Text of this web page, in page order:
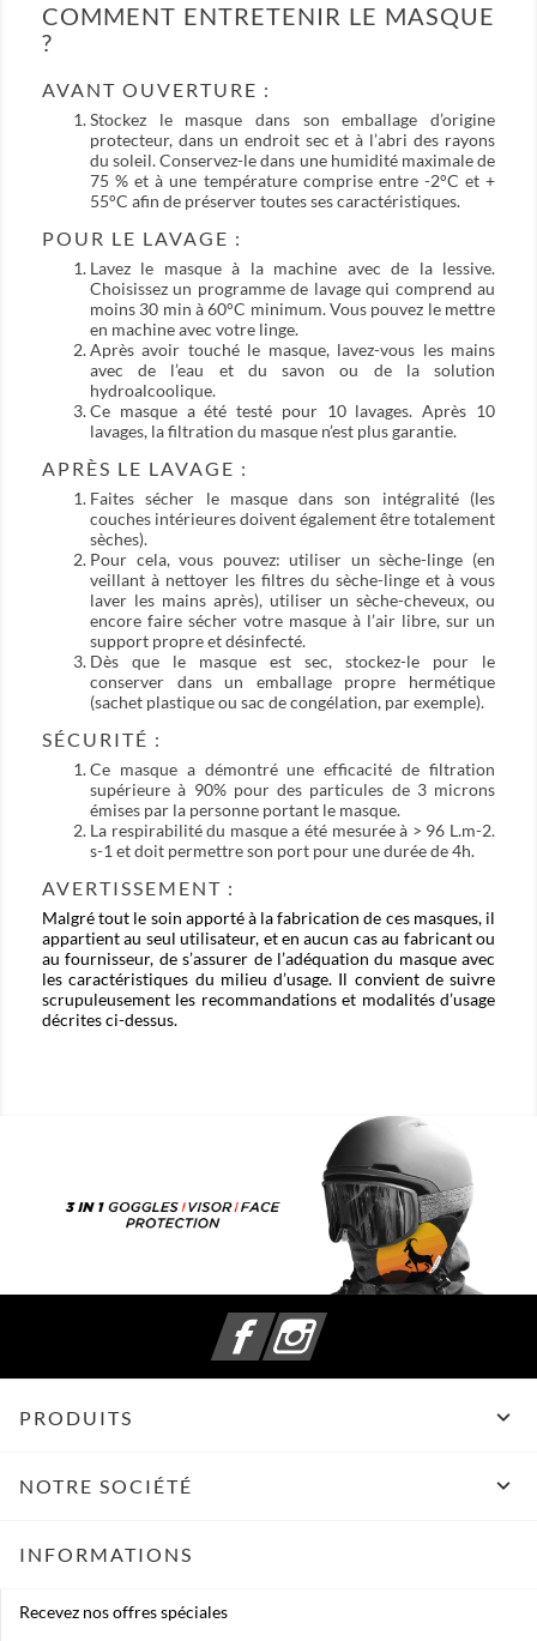
COMMENT ENTRETENIR LE MASQUE
?
AVANT OUVERTURE :
Stockez le masque dans son emballage d’origine
protecteur, dans un endroit sec et à l’abri des rayons
du soleil. Conservez-le dans une humidité maximale de
75 % et à une température comprise entre -2°C et +
55°C afin de préserver toutes ses caractéristiques.
POUR LE LAVAGE :
Lavez le masque à la machine avec de la lessive.
Choisissez un programme de lavage qui comprend au
moins 30 min à 60°C minimum. Vous pouvez le mettre
en machine avec votre linge.
Après avoir touché le masque, lavez-vous les mains
avec de l’eau et du savon ou de la solution
hydroalcoolique.
Ce masque a été testé pour 10 lavages. Après 10
lavages, la filtration du masque n’est plus garantie.
APRÈS LE LAVAGE :
Faites sécher le masque dans son intégralité (les
couches intérieures doivent également être totalement
sèches).
Pour cela, vous pouvez: utiliser un sèche-linge (en
veillant à nettoyer les filtres du sèche-linge et à vous
laver les mains après), utiliser un sèche-cheveux, ou
encore faire sécher votre masque à l’air libre, sur un
support propre et désinfecté.
Dès que le masque est sec, stockez-le pour le
conserver dans un emballage propre hermétique
(sachet plastique ou sac de congélation, par exemple).
SÉCURITÉ :
Ce masque a démontré une efficacité de filtration
supérieure à 90% pour des particules de 3 microns
émises par la personne portant le masque.
La respirabilité du masque a été mesurée à > 96 L.m-2.
s-1 et doit permettre son port pour une durée de 4h.
AVERTISSEMENT :
Malgré tout le soin apporté à la fabrication de ces masques, il
appartient au seul utilisateur, et en aucun cas au fabricant ou
au fournisseur, de s’assurer de l’adéquation du masque avec
les caractéristiques du milieu d’usage. Il convient de suivre
scrupuleusement les recommandations et modalités d’usage
décrites ci-dessus.
FacebookInstagram
PRODUITS 
NOTRE SOCIÉTÉ 
INFORMATIONS
Recevez nos offres spéciales